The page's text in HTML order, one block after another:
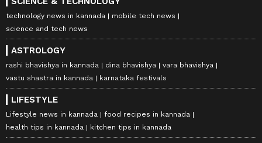
technology news in kannada
mobile tech news
science and tech news
ASTROLOGY
rashi bhavishya in kannada dina bhavishya
vara bhavishya
vastu shastra in kannada
karnataka festivals
LIFESTYLE
Lifestyle news in kannada
food recipes in kannada
health tips in kannada
kitchen tips in kannada